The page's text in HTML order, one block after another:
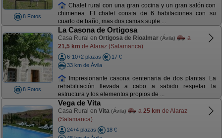
8 Fotos
Chalet rural con una gran cocina y un gran salón con
chimenea. El chalet consta de 6 habitaciones con su
cuarto de baño, mas dos camas suple ...
8 Fotos
La Casona de Ortigosa
Casa Rural en Ortigosa de Rioalmar (Ávila)
a
21,5 km de Alaraz (Salamanca)
6-10+2 plazas
17 €
33 km de Ávila
Impresionante casona centenaria de dos plantas. La
rehabilitación llevada a cabo a sabido respetar la
estructura y los elementos propios de ...
Vega de Vita
Casa Rural en Vita (Ávila) a 25 km de Alaraz
(Salamanca)
24+4 plazas
18 €